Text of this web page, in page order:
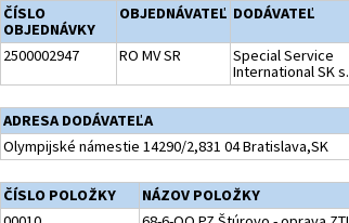
ČÍSLO
OBJEDNÁVKY
OBJEDNÁVATEĽ DODÁVATEĽ
2500002947 RO MV SR
Special Service
International SK s.
ADRESA DODÁVATEĽA
Olympijské námestie 14290/2,831 04 Bratislava,SK
ČÍSLO POLOŽKY NÁZOV POLOŽKY